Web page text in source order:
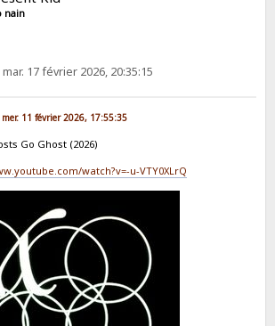
nain
mar. 17 février 2026, 20:35:15
11 février 2026, 17:55:35
Go Ghost (2026)
watch?v=-u-VTY0XLrQ